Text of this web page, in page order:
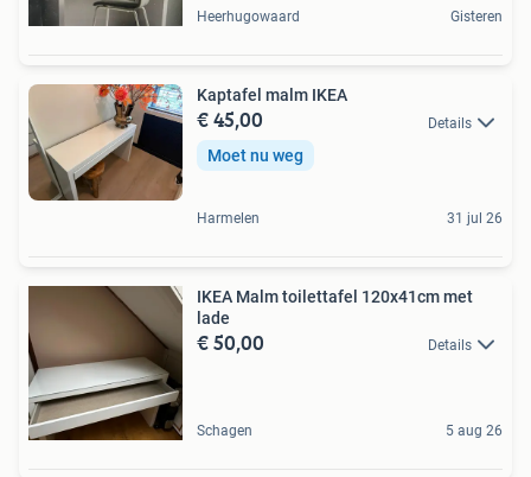
Heerhugowaard Gisteren
Kaptafel malm IKEA
€ 45,00 Details
Moet nu weg
Harmelen 31 jul 26
IKEA Malm toilettafel 120x41cm met
lade
€ 50,00 Details
Schagen 5 aug 26